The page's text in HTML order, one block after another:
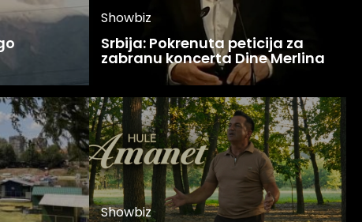
Showbiz
Srbija: Pokrenuta peticija za
zabranu koncerta Dine Merlina
Showbiz